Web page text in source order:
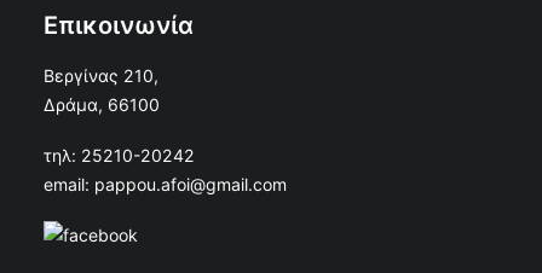
Επικοινωνία
Βεργίνας 210,
Δράμα, 66100
τηλ: 25210-20242
email: pappou.afoi@gmail.com